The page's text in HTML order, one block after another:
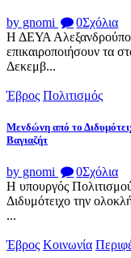
by gnomi 0Σχόλια
Η ΔΕΥΑ
επικαιροποιήσουν τα
Δεκεμβ...
Έβρος Πολιτισμός
Μενδώνη από το
Βαγιαζήτ
by gnomi 0Σχόλια
Η υπουργός
Διδυμότειχο την
...
Έβρος Κοινωνία